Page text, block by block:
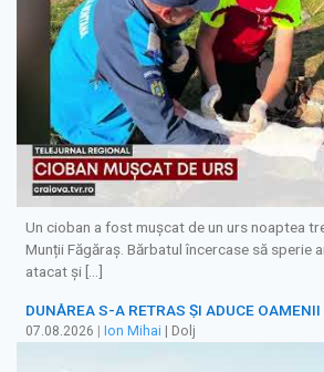
Un cioban a fost mușcat de un urs noaptea
Munții Făgăraș. Bărbatul încercase să sperie
atacat și […]
DUNĂREA S-A RETRAS ŞI ADUCE
07.08.2026 | Ion Mihai | Dolj